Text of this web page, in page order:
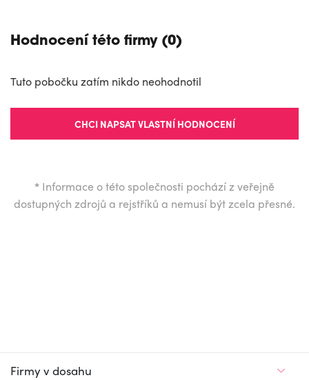
Hodnocení této firmy (0)
Tuto pobočku zatím nikdo neohodnotil
CHCI NAPSAT VLASTNÍ HODNOCENÍ
* Informace o této společnosti pochází z veřejně
dostupných zdrojů a rejstříků a nemusí být zcela přesné.
Firmy v dosahu